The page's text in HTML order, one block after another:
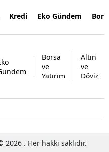
Kredi Eko Gündem
Borsa
ve
Yatırım
Altın
ve
Döviz
. Her hakkı saklıdır.